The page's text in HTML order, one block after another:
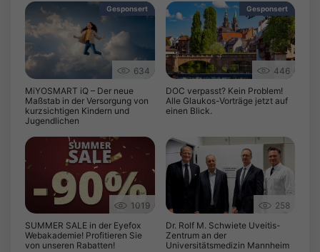
Gesponsert
634
MiYOSMART iQ – Der neue
Maßstab in der Versorgung von
kurzsichtigen Kindern und
Jugendlichen
Gesponsert
446
DOC verpasst? Kein Problem!
Alle Glaukos-Vorträge jetzt auf
einen Blick.
1019
SUMMER SALE in der Eyefox
Webakademie! Profitieren Sie
von unseren Rabatten!
258
Dr. Rolf M. Schwiete Uveitis-
Zentrum an der
Universitätsmedizin Mannheim